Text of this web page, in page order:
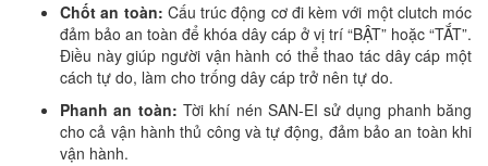
Chốt an toàn: Cấu trúc động cơ đi kèm với một clutch móc
đảm bảo an toàn để khóa dây cáp ở vị trí “BẬT” hoặc “TẮT”.
Điều này giúp người vận hành có thể thao tác dây cáp một
cách tự do, làm cho trống dây cáp trở nên tự do.
Phanh an toàn: Tời khí nén SAN-EI sử dụng phanh băng
cho cả vận hành thủ công và tự động, đảm bảo an toàn khi
vận hành.